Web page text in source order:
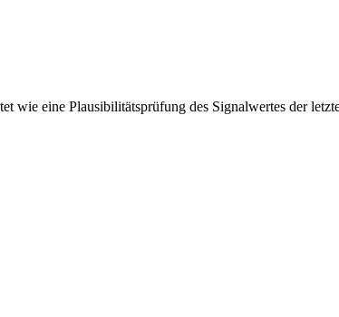
eine Plausibilitätsprüfung des Signalwertes der